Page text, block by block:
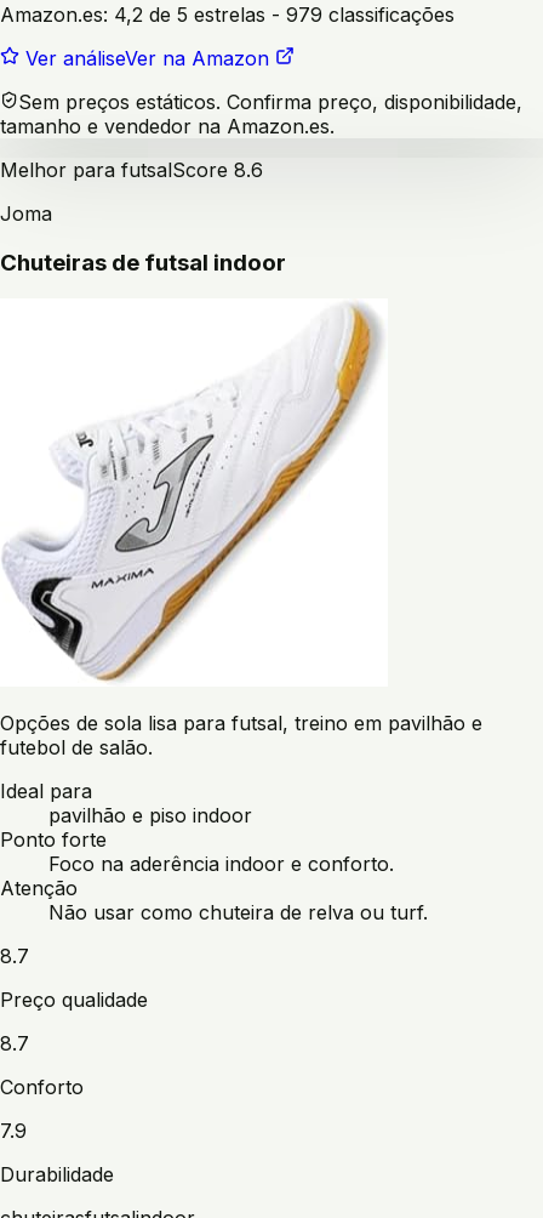
Amazon.es: 4,2 de 5 estrelas - 979 classificações
Ver análiseVer na Amazon
Sem preços estáticos. Confirma preço, disponibilidade,
tamanho e vendedor na Amazon.es.
Melhor para futsalScore 8.6
Joma
Chuteiras de futsal indoor
Opções de sola lisa para futsal, treino em pavilhão e
futebol de salão.
Ideal para
pavilhão e piso indoor
Ponto forte
Foco na aderência indoor e conforto.
Atenção
Não usar como chuteira de relva ou turf.
8.7
Preço qualidade
8.7
Conforto
7.9
Durabilidade